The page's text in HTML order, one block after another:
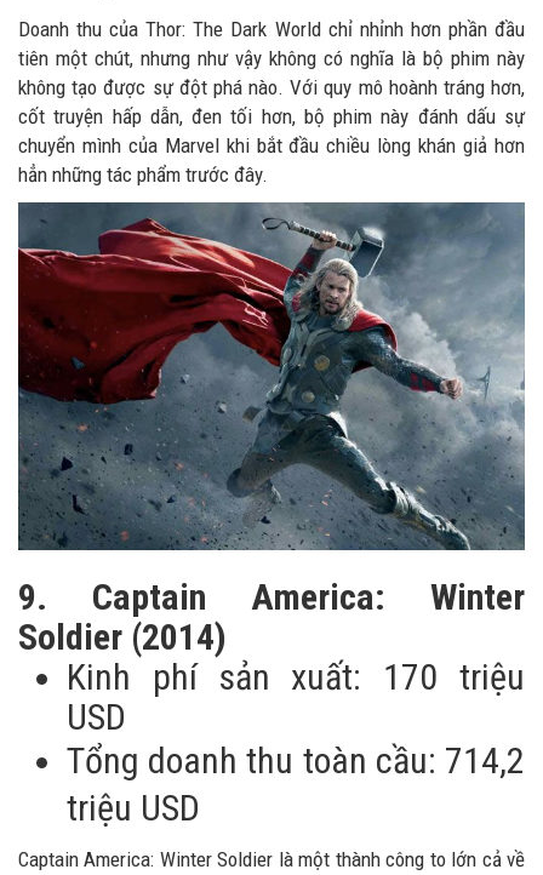
Doanh thu của Thor: The Dark World chỉ nhỉnh hơn phần đầu
tiên một chút, nhưng như vậy không có nghĩa là bộ phim này
không tạo được sự đột phá nào. Với quy mô hoành tráng hơn,
cốt truyện hấp dẫn, đen tối hơn, bộ phim này đánh dấu sự
chuyển mình của Marvel khi bắt đầu chiều lòng khán giả hơn
hẳn những tác phẩm trước đây.
9. Captain America: Winter
Soldier (2014)
Kinh phí sản xuất: 170 triệu
USD
Tổng doanh thu toàn cầu: 714,2
triệu USD
Captain America: Winter Soldier là một thành công to lớn cả về